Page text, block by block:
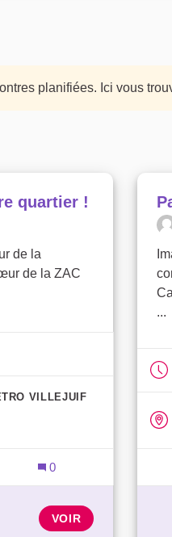
planifiées. Ici vous
quartier !
de la
de la ZAC
VILLEJUIF
0
VOIR
...